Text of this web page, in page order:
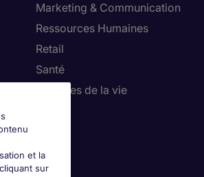
Marketing & Communication
Ressources Humaines
Retail
Santé
Sciences de la vie
et la
sur